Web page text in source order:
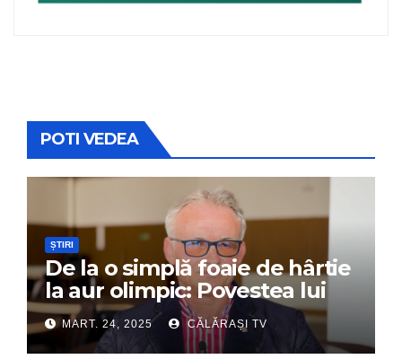
POTI VEDEA
ȘTIRI
De la o simplă foaie de hârtie
la aur olimpic: Povestea lui
Dumitru Chirilă
MART. 24, 2025 CĂLĂRAȘI TV